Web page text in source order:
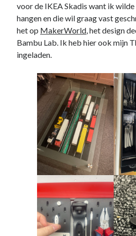
voor de IKEA Skadis want ik
hangen en die wil graag vast
het op MakerWorld , het design
Bambu Lab. Ik heb hier ook mijn
ingeladen.